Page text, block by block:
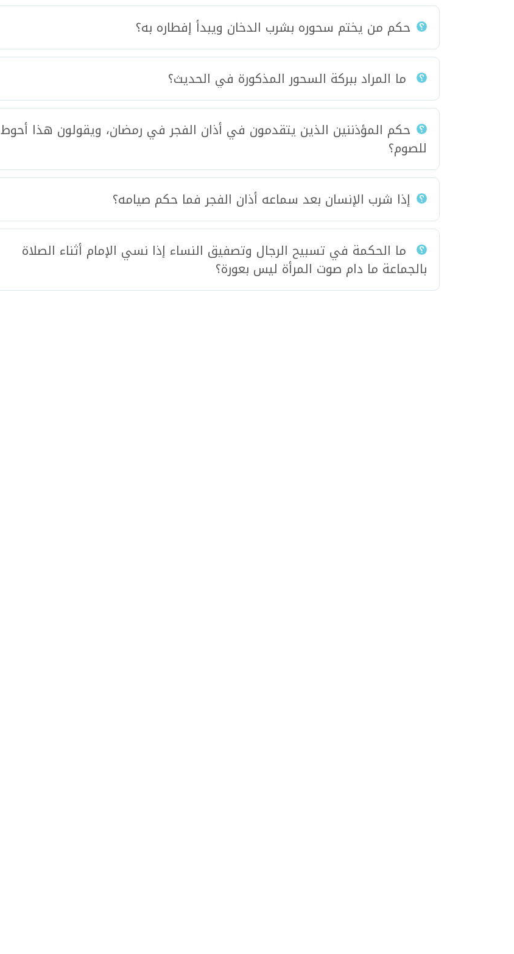
حكم من يختم سحوره بشرب الدخان ويبدأ إفطاره به؟
ما المراد ببركة السحور المذكورة في الحديث؟
حكم المؤذننين الذين يتقدمون في أذان الفجر في رمضان، ويقولون هذا أحوط
للصوم؟
إذا شرب الإنسان بعد سماعه أذان الفجر فما حكم صيامه؟
ما الحكمة في تسبيح الرجال وتصفيق النساء إذا نسي الإمام أثناء الصلاة
بالجماعة ما دام صوت المرأة ليس بعورة؟